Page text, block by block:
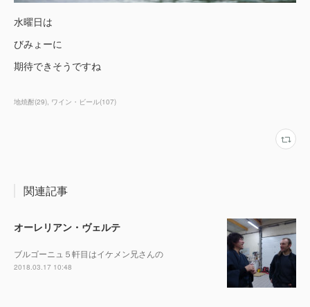
水曜日は
びみょーに
期待できそうですね
地焼酎(29) ワイン・ビール(107)
関連記事
オーレリアン・ヴェルテ
ブルゴーニュ５軒目はイケメン兄さんの
2018.03.17 10:48